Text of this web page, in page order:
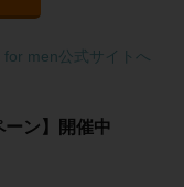
for men公式サイトへ
ン】開催中